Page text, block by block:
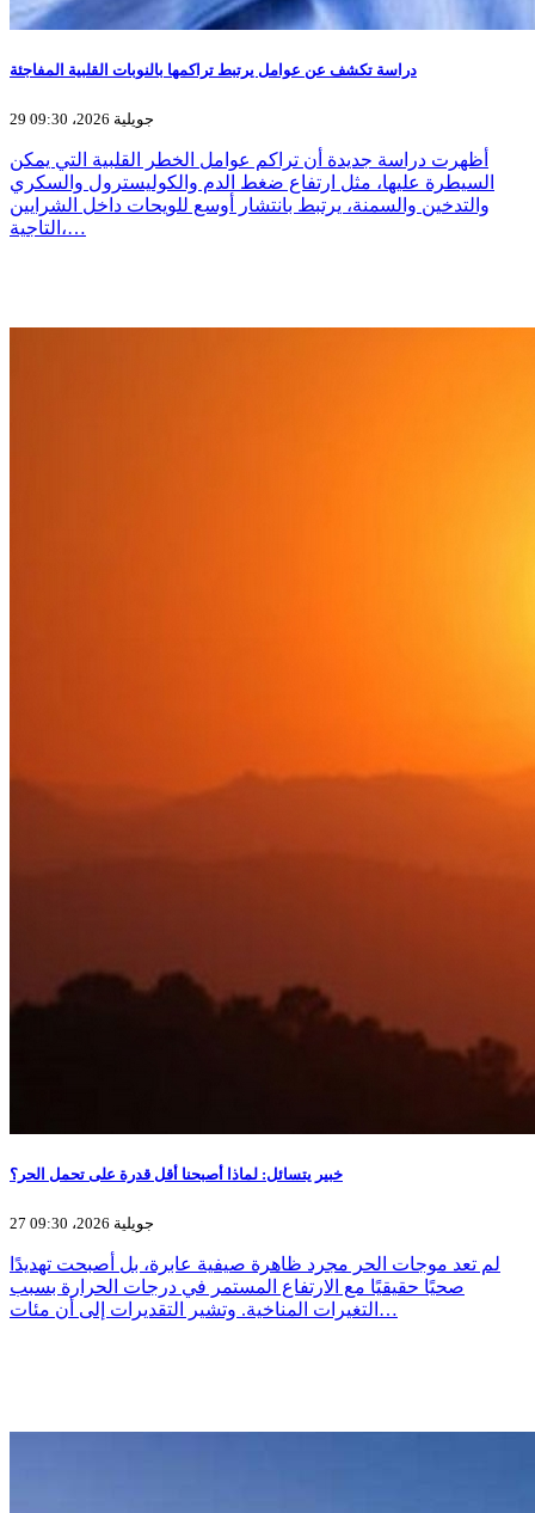
دراسة تكشف عن عوامل يرتبط تراكمها بالنوبات القلبية المفاجئة
29 جويلية 2026، 09:30
أظهرت دراسة جديدة أن تراكم عوامل الخطر القلبية التي يمكن
السيطرة عليها، مثل ارتفاع ضغط الدم والكوليسترول والسكري
والتدخين والسمنة، يرتبط بانتشار أوسع للويحات داخل الشرايين
التاجية،…
خبير يتسائل: لماذا أصبحنا أقل قدرة على تحمل الحر؟
27 جويلية 2026، 09:30
لم تعد موجات الحر مجرد ظاهرة صيفية عابرة، بل أصبحت تهديدًا
صحيًا حقيقيًا مع الارتفاع المستمر في درجات الحرارة بسبب
التغيرات المناخية. وتشير التقديرات إلى أن مئات…